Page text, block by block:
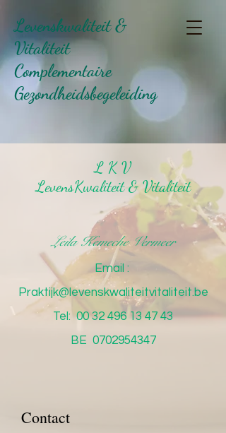
Levenskwaliteit &
Vitaliteit
Complementaire
Gezondheidsbegeleiding
L K V
LevensKwaliteit & Vitaliteit
Leila Kemeche Vermeer
Email :
Praktijk@levenskwaliteitvitaliteit.be
Tel:00 32 496 13 47 43
BE 0702954347
Contact